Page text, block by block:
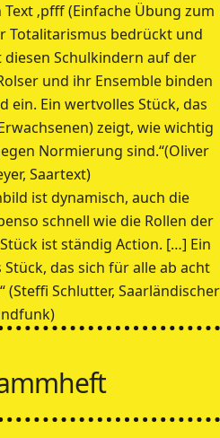
‚pfff (Einfache Übung zum
Totalitarismus bedrückt und
Schulkindern auf der
und ihr Ensemble binden
ein. Ein wertvolles Stück, das
zeigt, wie wichtig
Normierung sind.“(Oliver
Saartext)
ist dynamisch, auch die
schnell wie die Rollen der
ist ständig Action. […] Ein
das sich für alle ab acht
(Steffi Schlutter, Saarländischer